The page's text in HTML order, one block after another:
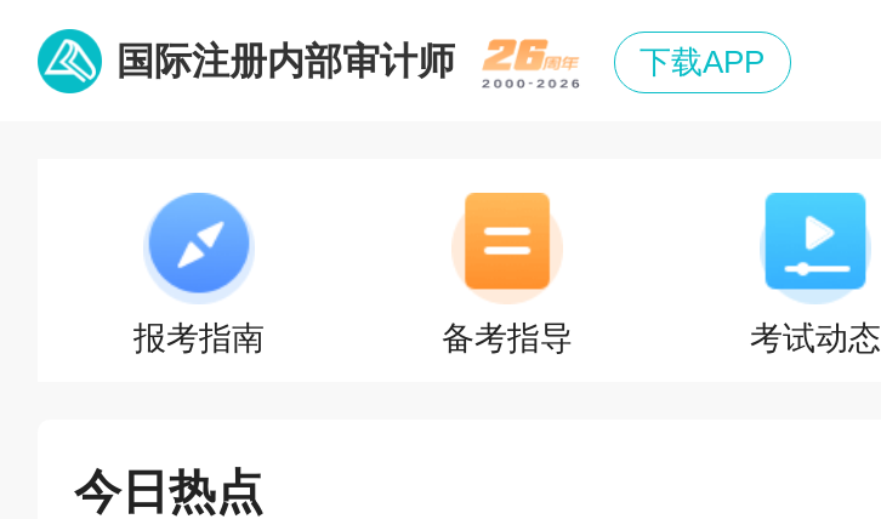
国际注册内部审计师 下载APP
报考指南 备考指导 考试动态
今日热点